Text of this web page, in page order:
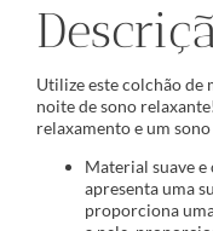
Utilize este colchão de
noite de sono
relaxamento e um
Material suave
apresenta uma
proporciona